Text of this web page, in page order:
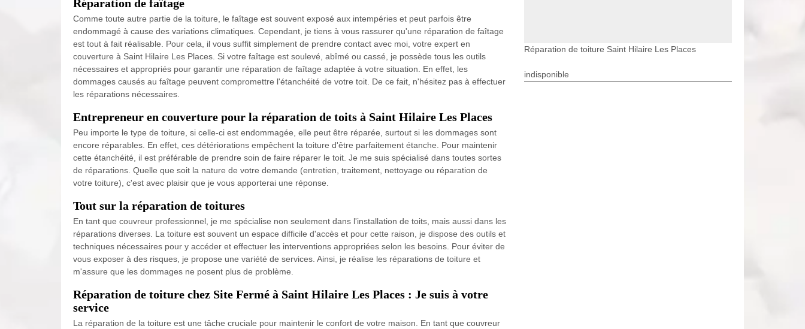
Réparation de faîtage
Comme toute autre partie de la toiture, le faîtage est souvent exposé aux intempéries et peut parfois être
endommagé à cause des variations climatiques. Cependant, je tiens à vous rassurer qu'une réparation de faîtage
est tout à fait réalisable. Pour cela, il vous suffit simplement de prendre contact avec moi, votre expert en
couverture à Saint Hilaire Les Places. Si votre faîtage est soulevé, abîmé ou cassé, je possède tous les outils
nécessaires et appropriés pour garantir une réparation de faîtage adaptée à votre situation. En effet, les
dommages causés au faîtage peuvent compromettre l'étanchéité de votre toit. De ce fait, n'hésitez pas à effectuer
les réparations nécessaires.
Entrepreneur en couverture pour la réparation de toits à Saint Hilaire Les Places
Peu importe le type de toiture, si celle-ci est endommagée, elle peut être réparée, surtout si les dommages sont
encore réparables. En effet, ces détériorations empêchent la toiture d'être parfaitement étanche. Pour maintenir
cette étanchéité, il est préférable de prendre soin de faire réparer le toit. Je me suis spécialisé dans toutes sortes
de réparations. Quelle que soit la nature de votre demande (entretien, traitement, nettoyage ou réparation de
votre toiture), c'est avec plaisir que je vous apporterai une réponse.
Tout sur la réparation de toitures
En tant que couvreur professionnel, je me spécialise non seulement dans l'installation de toits, mais aussi dans les
réparations diverses. La toiture est souvent un espace difficile d'accès et pour cette raison, je dispose des outils et
techniques nécessaires pour y accéder et effectuer les interventions appropriées selon les besoins. Pour éviter de
vous exposer à des risques, je propose une variété de services. Ainsi, je réalise les réparations de toiture et
m'assure que les dommages ne posent plus de problème.
Réparation de toiture chez Site Fermé à Saint Hilaire Les Places : Je suis à votre
service
La réparation de la toiture est une tâche cruciale pour maintenir le confort de votre maison. En tant que couvreur
Réparation de toiture Saint Hilaire Les Places
indisponible